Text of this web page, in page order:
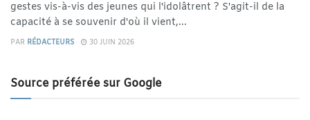
gestes vis-à-vis des jeunes qui l'idolâtrent ? S'agit-il de la
capacité à se souvenir d'où il vient,...
PAR RÉDACTEURS 30 JUIN 2026
Source préférée sur Google